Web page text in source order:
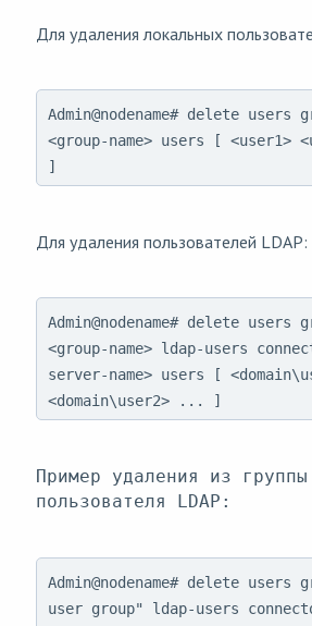
Для удаления локальных
Admin@nodename# delete users
<group-name> users [ <user1>
]
Для удаления пользователей LDAP:
Admin@nodename# delete users
<group-name> ldap-users
server-name> users [
<domain\user2> ... ]
Пример удаления из группы
пользователя LDAP:
Admin@nodename# delete users
user group" ldap-users